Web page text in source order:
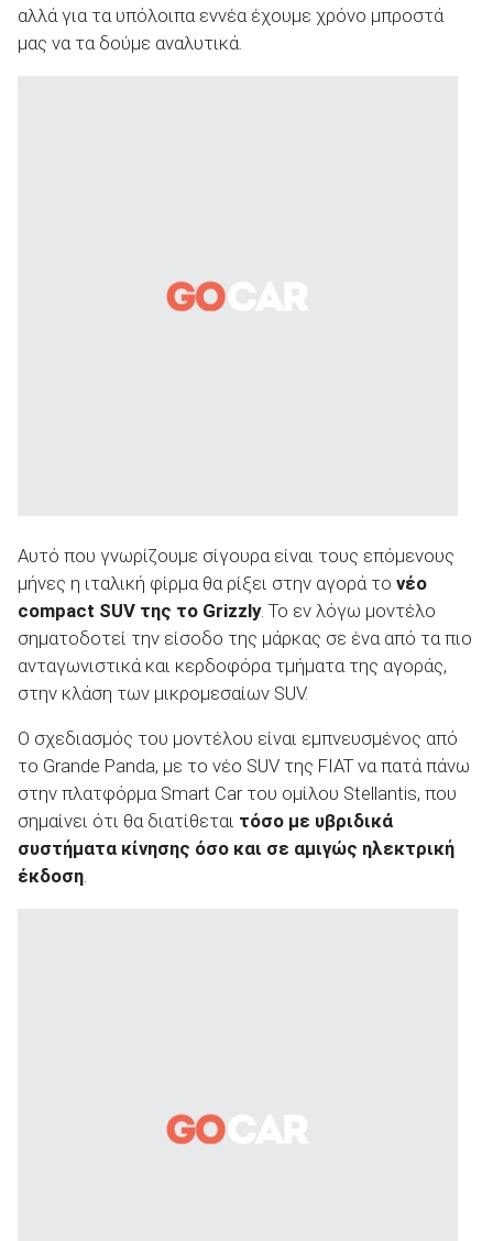
ΑΝΑΖΗΤΗΣΗ
αλλά για τα υπόλοιπα εννέα έχουμε χρόνο μπροστά
μας να τα δούμε αναλυτικά.
Αυτό που γνωρίζουμε σίγουρα είναι τους επόμενους
μήνες η ιταλική φίρμα θα ρίξει στην αγορά το νέο
compact SUV της το Grizzly. Το εν λόγω μοντέλο
σηματοδοτεί την είσοδο της μάρκας σε ένα από τα πιο
ανταγωνιστικά και κερδοφόρα τμήματα της αγοράς,
στην κλάση των μικρομεσαίων SUV.
Ο σχεδιασμός του μοντέλου είναι εμπνευσμένος από
το Grande Panda, με το νέο SUV της FIAT να πατά πάνω
στην πλατφόρμα Smart Car του ομίλου Stellantis, που
σημαίνει ότι θα διατίθεται τόσο με υβριδικά
συστήματα κίνησης όσο και σε αμιγώς ηλεκτρική
έκδοση.